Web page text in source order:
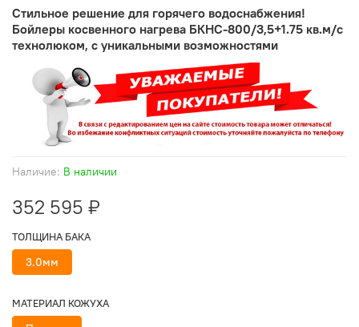
Наличие: В наличии
352 595 ₽
ТОЛЩИНА БАКА
3.0мм
МАТЕРИАЛ КОЖУХА
Стильное решение для горячего водоснабжения!
Бойлеры косвенного нагрева БКНС-800/3,5+1.75 кв.м/с
технолюком, с уникальными возможностями